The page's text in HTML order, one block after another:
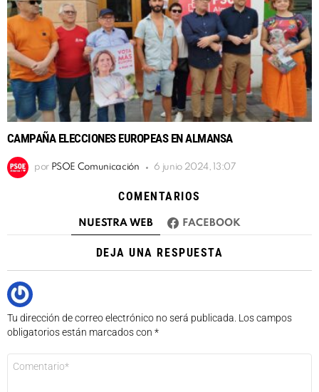
CAMPAÑA ELECCIONES EUROPEAS EN ALMANSA
por PSOE Comunicación 6 junio 2024, 13:07
COMENTARIOS
NUESTRA WEB FACEBOOK
DEJA UNA RESPUESTA
Tu dirección de correo electrónico no será publicada. Los campos
obligatorios están marcados con *